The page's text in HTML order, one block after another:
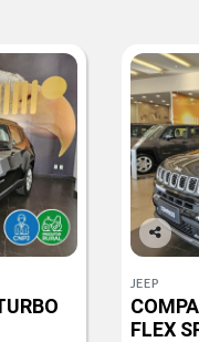
Co
arti
lhe
JEEP
FLEX